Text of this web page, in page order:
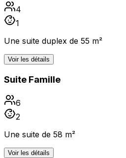
4
1
Une suite duplex de 55 m²
Voir les détails
Suite Famille
6
2
Une suite de 58 m²
Voir les détails